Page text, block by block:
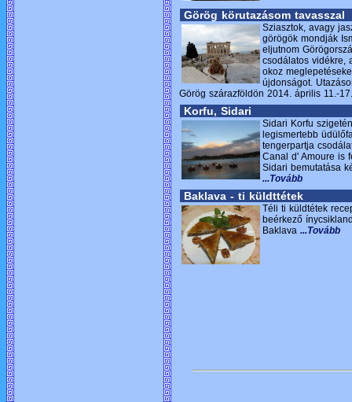
Görög körutazásom tavasszal
Sziasztok, avagy
görögök mondják
eljutnom
csodálatos vidékre,
okoz
újdonságot.
Görög szárazföldön 2014. április 11.-
Korfu, Sidari
Sidari Korfu
legismertebb
tengerpartja
Canal d' Amoure is
Sidari bemutatása
...Tovább
Baklava - ti küldttétek
Téli ti küldtétek
beérkező
Baklava...Tovább